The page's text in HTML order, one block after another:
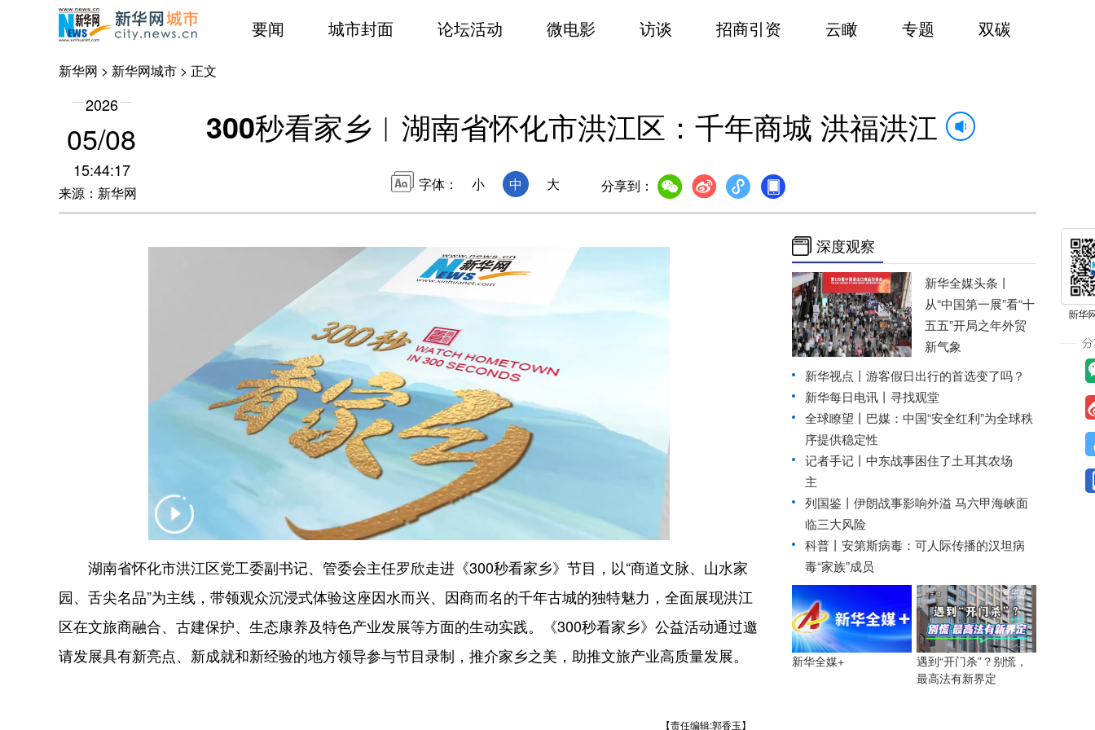
要闻 城市封面 论坛活动 微电影 访谈 招商引资 云瞰 专题 双碳
新华网 > 新华网城市 > 正文
2026
05/08
15:44:17
来源：新华网
300秒看家乡︱湖南省怀化市洪江区：千年商城 洪福洪江
字体： 小 中 大 分享到：
湖南省怀化市洪江区党工委副书记、管委会主任罗欣走进《300秒看家乡》节目，以“商道文脉、山水家
园、舌尖名品”为主线，带领观众沉浸式体验这座因水而兴、因商而名的千年古城的独特魅力，全面展现洪江
区在文旅商融合、古建保护、生态康养及特色产业发展等方面的生动实践。《300秒看家乡》公益活动通过邀
请发展具有新亮点、新成就和新经验的地方领导参与节目录制，推介家乡之美，助推文旅产业高质量发展。
【责任编辑:郭香玉】
深度观察
新华全媒头条丨
从“中国第一展”看“十
五五”开局之年外贸
新气象
新华视点丨 游客假日出行的首选变了吗？
新华每日电讯丨 寻找观堂
全球瞭望丨巴媒：中国“安全红利”为全球秩
序提供稳定性
记者手记丨中东战事困住了土耳其农场
主
列国鉴丨伊朗战事影响外溢 马六甲海峡面
临三大风险
科普丨安第斯病毒：可人际传播的汉坦病
毒“家族”成员
新华全媒+
遇到“开门杀”？别慌，
最高法有新界定